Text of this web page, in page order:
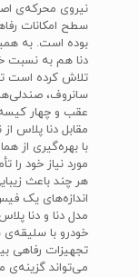
نیروی محرکه‌ی
سطح امکانات
بوده است. به
دنا هم به نسبت
تلاش کرده است
عقب و چهار
مقابل دنا پلاس
مورد نیاز خود را
هر چند باعث
اندازه‌های یک
مدل دنا و دنا
خودرو با سلیقه‌ی
تجهیزات رفاهی
می‌تواند گزینه‌ی